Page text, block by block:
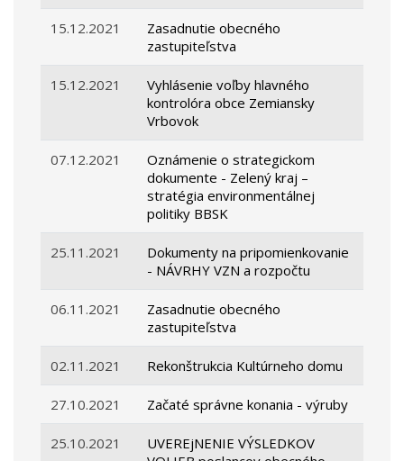
15.12.2021
Zasadnutie obecného
zastupiteľstva
15.12.2021
Vyhlásenie voľby hlavného
kontrolóra obce Zemiansky
Vrbovok
07.12.2021
Oznámenie o strategickom
dokumente - Zelený kraj –
stratégia environmentálnej
politiky BBSK
25.11.2021
Dokumenty na pripomienkovanie
- NÁVRHY VZN a rozpočtu
06.11.2021
Zasadnutie obecného
zastupiteľstva
02.11.2021 Rekonštrukcia Kultúrneho domu
27.10.2021 Začaté správne konania - výruby
25.10.2021
UVEREjNENIE VÝSLEDKOV